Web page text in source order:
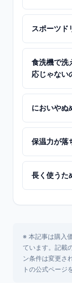
スポーツド
食洗機で洗
応じゃない
においやぬ
保温力が落
長く使うた
※ 本記事は購入
ています。記載
ン条件は変更さ
トの公式ページ